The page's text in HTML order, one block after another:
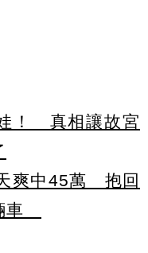
！ 真相讓故宮
爽中45萬 抱回
車